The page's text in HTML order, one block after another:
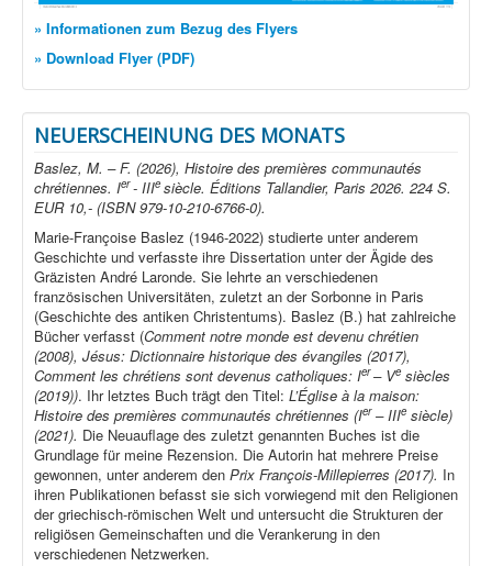
» Informationen zum Bezug des Flyers
» Download Flyer (PDF)
NEUERSCHEINUNG DES MONATS
Baslez, M. – F. (2026), Histoire des premières communautés
chrétiennes. Ier- IIIe siècle. Éditions Tallandier, Paris 2026. 224 S.
EUR 10,- (ISBN 979-10-210-6766-0).
Marie-Françoise Baslez (1946-2022) studierte unter anderem
Geschichte und verfasste ihre Dissertation unter der Ägide des
Gräzisten André Laronde. Sie lehrte an verschiedenen
französischen Universitäten, zuletzt an der Sorbonne in Paris
(Geschichte des antiken Christentums). Baslez (B.) hat zahlreiche
Bücher verfasst (Comment notre monde est devenu chrétien
(2008), Jésus: Dictionnaire historique des évangiles (2017),
Comment les chrétiens sont devenus catholiques: Ier– Ve siècles
(2019)). Ihr letztes Buch trägt den Titel: L’Église à la maison:
Histoire des premières communautés chrétiennes (Ier– IIIe siècle)
(2021). Die Neuauflage des zuletzt genannten Buches ist die
Grundlage für meine Rezension. Die Autorin hat mehrere Preise
gewonnen, unter anderem den Prix François-Millepierres (2017). In
ihren Publikationen befasst sie sich vorwiegend mit den Religionen
der griechisch-römischen Welt und untersucht die Strukturen der
religiösen Gemeinschaften und die Verankerung in den
verschiedenen Netzwerken.